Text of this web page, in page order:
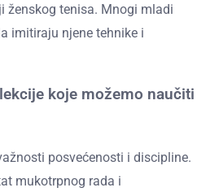
ženskog tenisa. Mnogi mladi
imitiraju njene tehnike i
koje možemo naučiti
posvećenosti i discipline.
mukotrpnog rada i